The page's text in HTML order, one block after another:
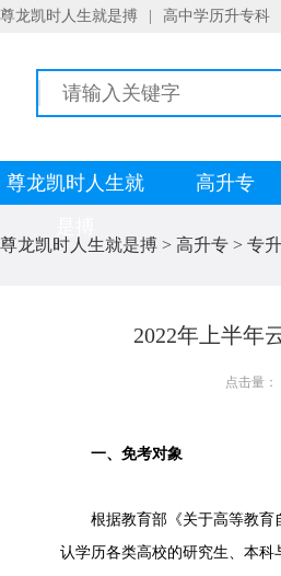
尊龙凯时人生就是搏 高中学历升专科
尊龙凯时人生就
高升专
尊龙凯时人生就是搏 > 高升专 > 专
2022年上半年
点击量：
一、免考对象
根据教育部《关于高等教育自
认学历各类高校的研究生、本